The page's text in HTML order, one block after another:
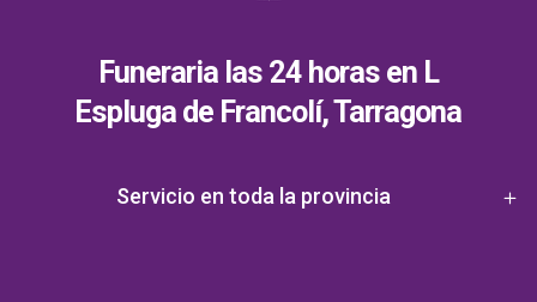
Funeraria las 24 horas en L
Espluga de Francolí, Tarragona
Servicio en toda la provincia